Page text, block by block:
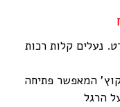
נעלים קלות רכות
סקוץ' המאפשר פתיחה
הרגל